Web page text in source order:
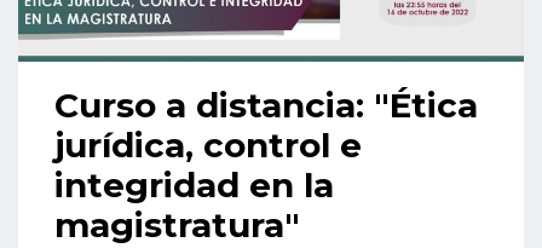
Curso a distancia: "Ética
jurídica, control e
integridad en la
magistratura"